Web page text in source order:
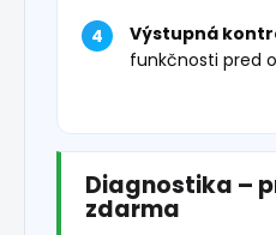
Výstupná
funkčnosti pred
Diagnostika –
zdarma